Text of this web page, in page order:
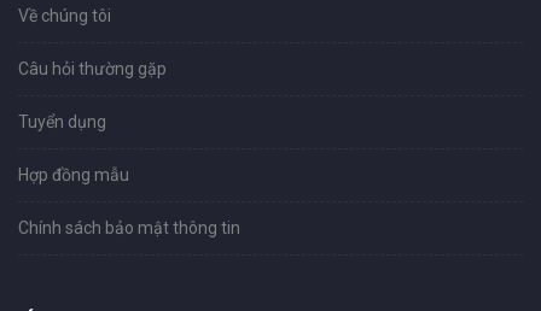
Về chúng tôi
Câu hỏi thường gặp
Tuyển dụng
Hợp đồng mẫu
Chính sách bảo mật thông tin